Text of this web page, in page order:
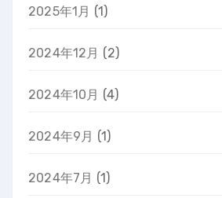
2025年1月 (1)
2024年12月 (2)
2024年10月 (4)
2024年9月 (1)
2024年7月 (1)